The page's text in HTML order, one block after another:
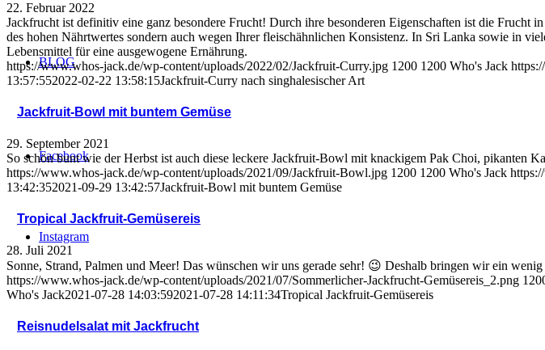
BLOG
Facebook
Instagram
22. Februar 2022
Jackfrucht ist definitiv eine ganz besondere Frucht! Durch ihre besonderen Eigenschaften ist die Frucht
des hohen Nährtwertes sondern auch wegen Ihrer fleischähnlichen Konsistenz. In Sri Lanka sowie in
Lebensmittel für eine ausgewogene Ernährung.
https://www.whos-jack.de/wp-content/uploads/2022/02/Jackfruit-Curry.jpg 1200 1200 Who's Jack
13:57:552022-02-22 13:58:15Jackfruit-Curry nach singhalesischer Art
Jackfruit-Bowl mit buntem Gemüse
29. September 2021
So schön bunt wie der Herbst ist auch diese leckere Jackfruit-Bowl mit knackigem Pak Choi, pikanten
https://www.whos-jack.de/wp-content/uploads/2021/09/Jackfruit-Bowl.jpg 1200 1200 Who's Jack
13:42:352021-09-29 13:42:57Jackfruit-Bowl mit buntem Gemüse
Tropical Jackfruit-Gemüsereis
28. Juli 2021
Sonne, Strand, Palmen und Meer! Das wünschen wir uns gerade sehr! 😉 Deshalb bringen wir ein
https://www.whos-jack.de/wp-content/uploads/2021/07/Sommerlicher-Jackfrucht-Gemüsereis_2.png
Who's Jack2021-07-28 14:03:592021-07-28 14:11:34Tropical Jackfruit-Gemüsereis
Reisnudelsalat mit Jackfrucht